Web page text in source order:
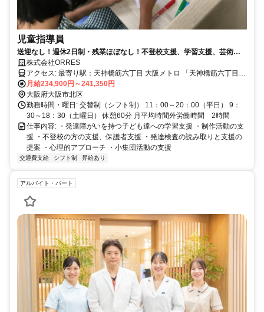
児童指導員
送迎なし！週休2日制・残業ほぼなし！不登校支援、学習支援、芸術に
特化した発達支援を行っています。
株式会社ORRES
アクセス: 最寄り駅：天神橋筋六丁目 大阪メトロ 「天神橋筋六丁目」
駅から徒歩7分
月給234,900円～241,350円
大阪府大阪市北区
勤務時間・曜日: 交替制（シフト制） 11：00～20：00（平日） 9：
30～18：30（土曜日） 休憩60分 月平均時間外労働時間 2時間
仕事内容: ・発達障がいを持つ子ども達への学習支援 ・制作活動の支
援 ・不登校の方の支援、保護者支援 ・発達検査の読み取りと支援の
提案 ・心理的アプローチ ・小集団活動の支援
交通費支給 シフト制 昇給あり
アルバイト・パート